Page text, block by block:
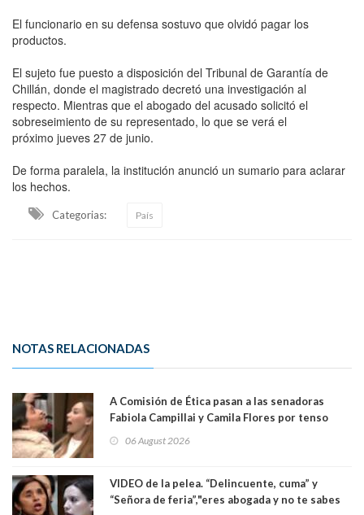
El funcionario en su defensa sostuvo que olvidó pagar los
productos.
El sujeto fue puesto a disposición del Tribunal de Garantía de
Chillán, donde el magistrado decretó una investigación al
respecto. Mientras que el abogado del acusado solicitó el
sobreseimiento de su representado, lo que se verá el
próximo jueves 27 de junio.
De forma paralela, la institución anunció un sumario para aclarar
los hechos.
Categorias: País
NOTAS RELACIONADAS
A Comisión de Ética pasan a las senadoras
Fabiola Campillai y Camila Flores por tenso
06 August 2026
VIDEO de la pelea. “Delincuente, cuma” y
“Señora de feria”,"eres abogada y no te sabes